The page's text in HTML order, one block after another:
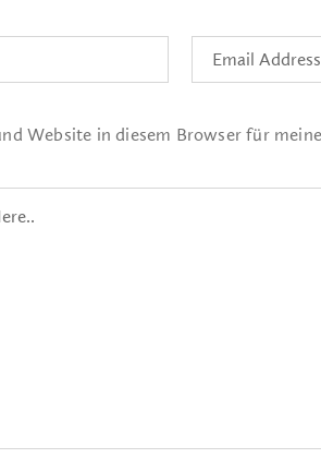
Website in diesem Browser für